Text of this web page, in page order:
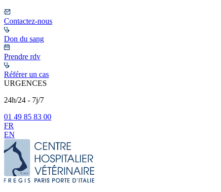
Contactez-nous
Don du sang
Prendre rdv
Référer un cas
URGENCES
24h/24 - 7j/7
01 49 85 83 00
FR
EN